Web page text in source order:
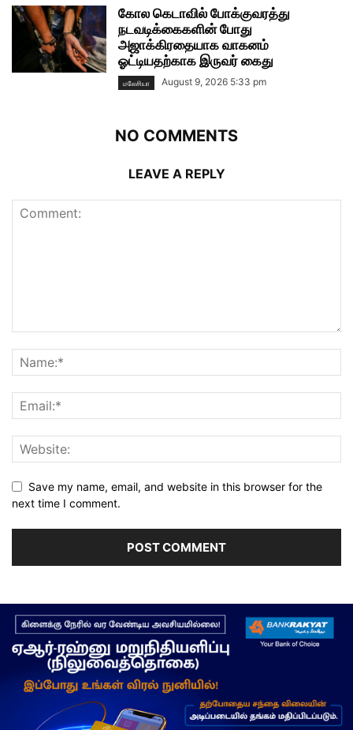
கோல கெடாவில் போக்குவரத்து
நடவடிக்கைகளின் போது
அஜாக்கிரதையாக வாகனம்
ஓட்டியதற்காக இருவர் கைது
மலேசியா August 9, 2026 5:33 pm
NO COMMENTS
LEAVE A REPLY
Save my name, email, and website in this browser for the
next time I comment.